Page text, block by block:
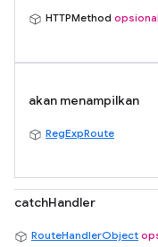
HTTPMethod opsional
akan menampilkan
RegExpRoute
catchHandler
RouteHandlerObject